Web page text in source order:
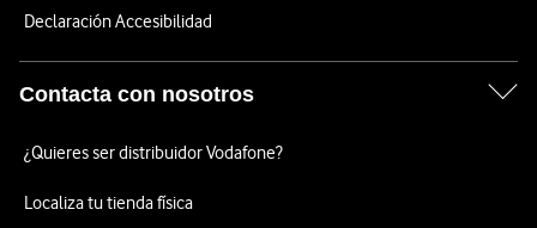
Declaración Accesibilidad
Contacta con nosotros
¿Quieres ser distribuidor Vodafone?
Localiza tu tienda física